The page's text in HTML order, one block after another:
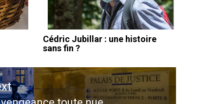
Cédric Jubillar : une histoire
sans fin ?